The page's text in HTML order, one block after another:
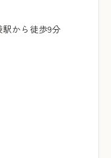
から徒歩9分